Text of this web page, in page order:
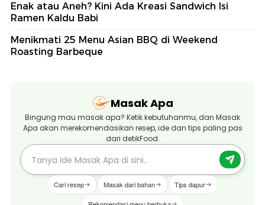
Enak atau Aneh? Kini Ada Kreasi Sandwich Isi
Ramen Kaldu Babi
Menikmati 25 Menu Asian BBQ di Weekend
Roasting Barbeque
Masak Apa
Bingung mau masak apa? Ketik kebutuhanmu, dan Masak
Apa akan merekomendasikan resep, ide dan tips paling pas
dari detikFood.
Cari resep Masak dari bahan Tips dapur